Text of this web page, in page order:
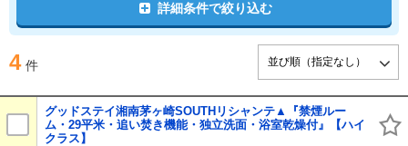
詳細条件で絞り込む
4 件
グッドステイ湘南茅ヶ崎SOUTHリシャンテ▲『禁煙ルー
ム・29平米・追い焚き機能・独立洗面・浴室乾燥付』【ハイ
クラス】